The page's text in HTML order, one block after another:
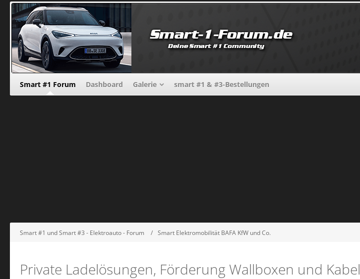
Smart #1 Forum Dashboard Galerie smart #1 & #3-Bestellungen
Smart #1 und Smart #3 - Elektroauto - Forum Smart Elektromobilität BAFA KfW und Co.
Private Ladelösungen, Förderung Wallboxen und Kabel